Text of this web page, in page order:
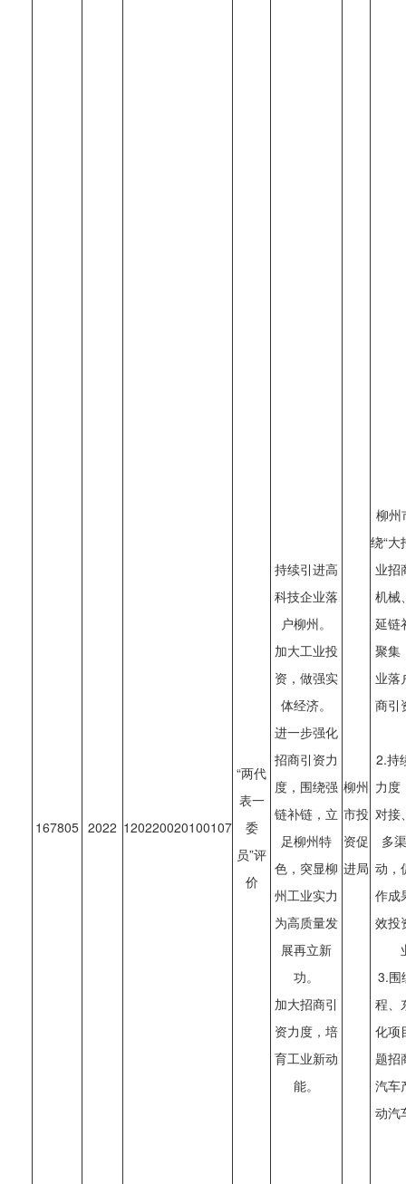
167805 2022 120220020100107
“两代
表一
委
员”评
价
持续引进高
科技企业落
户柳州。
加大工业投
资，做强实
体经济。
进一步强化
招商引资力
度，围绕强
链补链，立
足柳州特
色，突显柳
州工业实力
为高质量发
展再立新
功。
加大招商引
资力度，培
育工业新动
能。
柳州
市投
资促
进局
柳州
绕“大
业招
机械
延链
聚集
业落
商引
2.持
力度
对接
多
动，
作成
效投
3.围
程、
化项
题招
汽车
动汽